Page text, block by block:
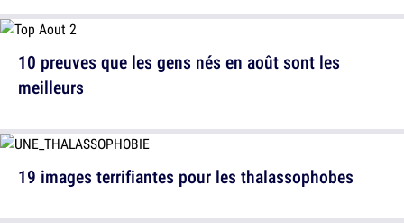
10 preuves que les gens nés en août sont les
meilleurs
19 images terrifiantes pour les thalassophobes